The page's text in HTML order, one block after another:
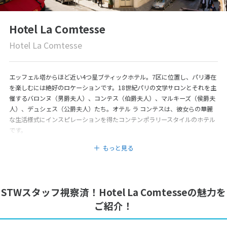
Hotel La Comtesse
Hotel La Comtesse
エッフェル塔からほど近い4つ星ブティックホテル。7区に位置し、パリ滞在
を楽しむには絶好のロケーションです。18世紀パリの文学サロンとそれを主
催するバロンヌ（男爵夫人）、コンテス（伯爵夫人）、マルキーズ（侯爵夫
人）、デュシェス（公爵夫人）たち。オテル ラ コンテスは、彼女らの華麗
な生活様式にインスピレーションを得たコンテンポラリースタイルのホテル
です。
もっと見る
STWスタッフ視察済！Hotel La Comtesseの魅力を
ご紹介！